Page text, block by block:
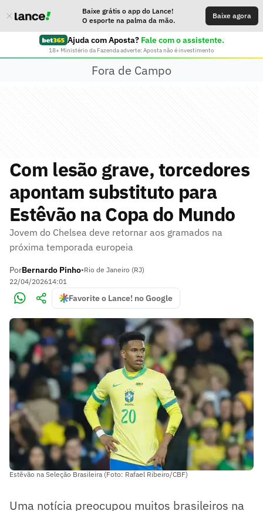
Baixe grátis o app do Lance!
O esporte na palma da mão.
Baixe agora
Ajuda com Aposta? Fale com o assistente.
18+ Ministério da Fazenda adverte: Aposta não é investimento
Fora de Campo
Com lesão grave, torcedores
apontam substituto para
Estêvão na Copa do Mundo
Jovem do Chelsea deve retornar aos gramados na
próxima temporada europeia
PorBernardo Pinho•Rio de Janeiro (RJ)
22/04/202614:01
Favorite o Lance! no Google
Estêvão na Seleção Brasileira (Foto: Rafael Ribeiro/CBF)
Uma notícia preocupou muitos brasileiros na